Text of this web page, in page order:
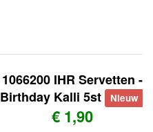
1066200 IHR Servetten -
Birthday Kalli 5st
Nieuw
€ 1,90